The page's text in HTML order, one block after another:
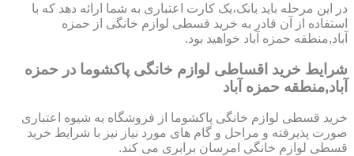
در این مرحله باید بانک،یک کارت اعتباری به شما ارائه دهد که با
استفاده از آن قادر به خرید قسطی لوازم خانگی از حمزه
آباد,منطقه حمزه آباد خواهید بود.
شرایط خرید اقساطی لوازم خانگی پاکشوما در حمزه
آباد,منطقه حمزه آباد
خرید قسطی لوازم خانگی پاکشوما از فروشگاه به شیوه اعتباری
صورت پذیرفته و مراحل و گام های مورد نیاز نیز با شرایط خرید
قسطی لوازم خانگی امرسان برابری می کند.